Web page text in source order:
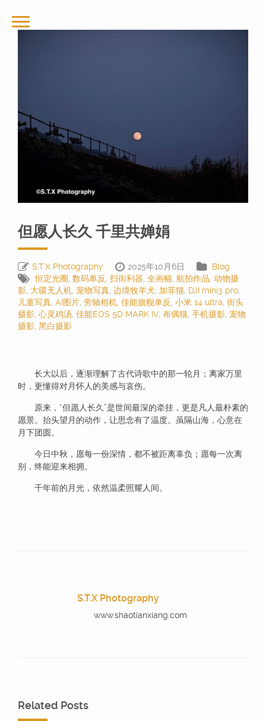
但愿人长久 千里共婵娟
S.T.X Photography 2025年10月6日
Blog
恒定光圈 数码单反 扫街利器 全画幅 航拍作品 动物摄
影 大疆无人机 宠物写真 边境牧羊犬 加菲猫 DJI mini3 pro
儿童写真 AI图片 旁轴相机 佳能旗舰单反 小米 14 ultra 街头
摄影 心灵鸡汤 佳能EOS 5D MARK IV, 布偶猫 手机摄影 宠物
摄影 黑白摄影
长大以后，逐渐理解了古代诗歌中的那一轮月；离家万里
时，更懂得对月怀人的美感与哀伤。
原来，“但愿人长久”是世间最深的牵挂，更是凡人最朴素的
愿景。抬头望月的动作，让思念有了温度。虽隔山海，心意在
月下团圆。
今日中秋，愿每一份深情，都不被距离辜负；愿每一次离
别，终能迎来相拥。
千年前的月光，依然温柔照耀人间。
S.T.X Photography
www.shaotianxiang.com
Related Posts